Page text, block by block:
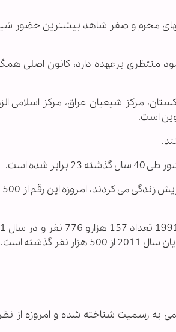
محرم و صفر شاهد بیشترین حضور
منتظری برعهده دارد، کانون اصلی
مرکز شیعیان عراق، مرکز اسلامی
وین است.
شده است.
رسمیت شناخته شده و امروزه از نظر